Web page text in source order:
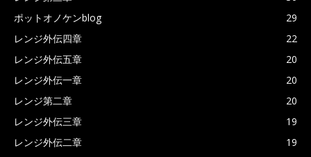
ポットオノケンblog
29
レンジ外伝四章
22
レンジ外伝五章
20
レンジ外伝一章
20
レンジ第二章
20
レンジ外伝三章
19
レンジ外伝二章
19